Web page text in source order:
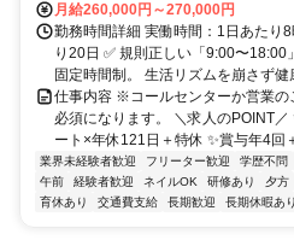
月給260,000円～270,000円
勤務時間詳細 実働時間：1日あたり
り20日 ✅ 規則正しい「9:00〜
固定時間制。 生活リズムを崩さず
仕事内容 ※コールセンターか営業の
必須になります。 ＼求人のPOINT
ート×年休121日＋特休 ✨賞与年4回
業界未経験者歓迎 フリーター歓迎 学歴不問
午前
経験者歓迎 ネイルOK 研修あり 夕方
育休あり
交通費支給 長期歓迎 長期休暇あり